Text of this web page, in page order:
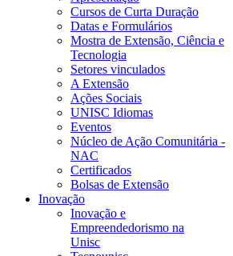
Cursos de Curta Duração
Datas e Formulários
Mostra de Extensão, Ciência e
Tecnologia
Setores vinculados
A Extensão
Ações Sociais
UNISC Idiomas
Eventos
Núcleo de Ação Comunitária -
NAC
Certificados
Bolsas de Extensão
Inovação
Inovação e
Empreendedorismo na
Unisc